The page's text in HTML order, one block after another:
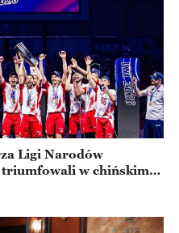
Ligi Narodów
triumfowali w chińskim